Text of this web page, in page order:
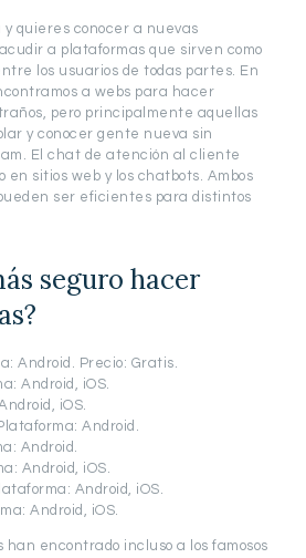
quieres conocer a nuevas
a plataformas que sirven como
los usuarios de todas partes. En
a webs para hacer
pero principalmente aquellas
y conocer gente nueva sin
El chat de atención al cliente
en sitios web y los chatbots. Ambos
ser eficientes para distintos
seguro hacer
Android. Precio: Gratis.
Android, iOS.
iOS.
Android.
Android.
Android, iOS.
Android, iOS.
Android, iOS.
encontrado incluso a los famosos